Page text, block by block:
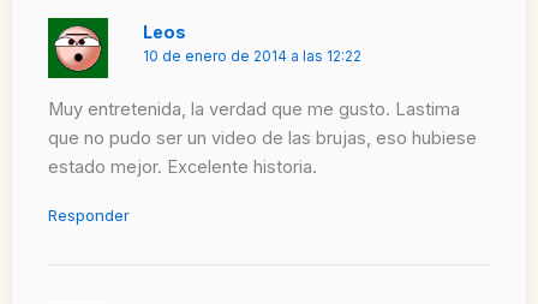
Leos
10 de enero de 2014 a las 12:22
Muy entretenida, la verdad que me gusto. Lastima
que no pudo ser un video de las brujas, eso hubiese
estado mejor. Excelente historia.
Responder